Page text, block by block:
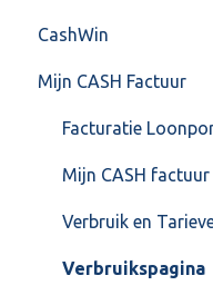
VoorraadService
Jaarafsluiting
Salarisberekening
Overig
FAQ – Beëindiging
Algemeen
Basis Training
Berekening
FAQ
Gebruikersaccount
CashWin
Overig
Mijn CASH Factuur
Facturatie
Mijn CASH factuur
Verbruik en
Verbruikspagina